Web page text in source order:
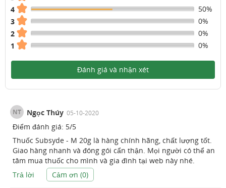
4
50%
3
0%
2
0%
1
0%
Đánh giá và nhận xét
NT Ngọc Thúy 05-10-2020
Điểm đánh giá: 5/5
Thuốc Subsyde - M 20g là hàng chính hãng, chất lượng tốt.
Giao hàng nhanh và đóng gói cẩn thận. Mọi người có thể an
tâm mua thuốc cho mình và gia đình tại web này nhé.
Trả lời
Cảm ơn (0)